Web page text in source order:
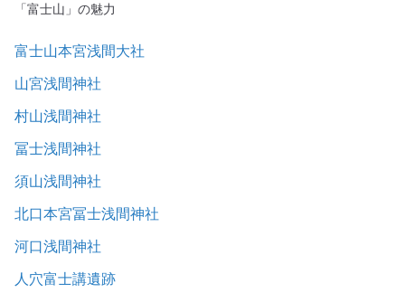
「富士山」の魅力
富士山本宮浅間大社
山宮浅間神社
村山浅間神社
冨士浅間神社
須山浅間神社
北口本宮冨士浅間神社
河口浅間神社
人穴富士講遺跡